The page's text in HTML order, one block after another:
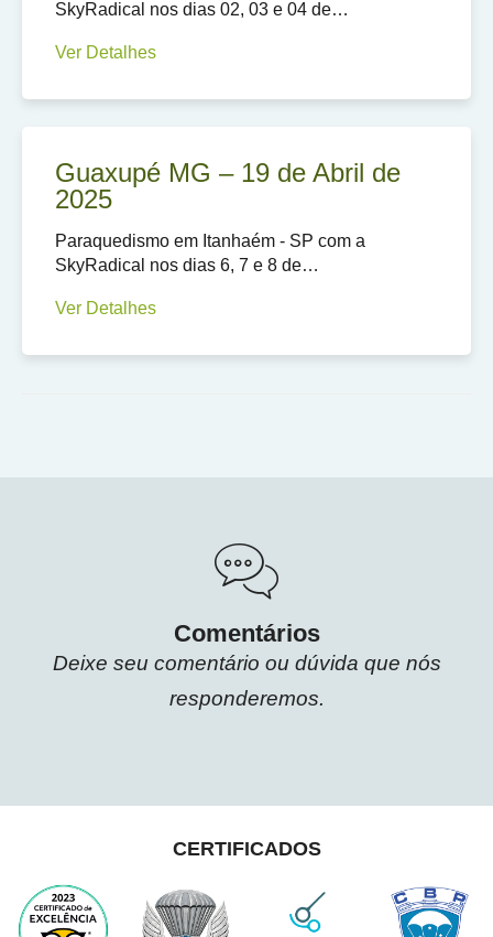
SkyRadical nos dias 02, 03 e 04 de…
Ver Detalhes
Guaxupé MG – 19 de Abril de
2025
Paraquedismo em Itanhaém - SP com a
SkyRadical nos dias 6, 7 e 8 de…
Ver Detalhes
Comentários
Deixe seu comentário ou dúvida que nós
responderemos.
CERTIFICADOS